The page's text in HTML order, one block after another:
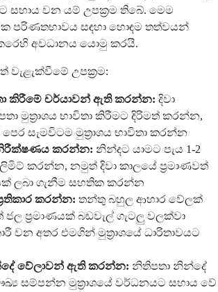
සහාය වන යම් උපක්‍රම තිබේ. මෙම
පරිණතභාවය සඳහා හොඳම තත්වයන්
අවධානය යොමු කරයි.
උපක්‍රම:
කිරීමේ චර්යාවන් ඇති කරන්න: දිවා
මුත්‍රාශය භාවිතා කිරීමට දිරිමත් කරන්න,
සැමවිටම මුත්‍රාශය භාවිතා කරන්න
නිරීක්ෂණය කරන්න: නින්දට යාමට පැය 1-2
කරන්න, නමුත් දිවා කාලයේ ප්‍රමාණවත්
ලබා ගැනීම සහතික කරන්න
කරන්න: තන්තු බහුල ආහාර වේලක්
ජල ප්‍රමාණයක් බඩවැල් ගැටලු වලක්වා
වන අතර එමගින් මුත්‍රාශයේ ධාරිතාවයට
වේලාවන් ඇති කරන්න: නිතිපතා නින්දේ
සම්පන්න මුත්‍රාශයේ වර්ධනයට සහාය වේ